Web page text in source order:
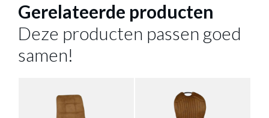
Gerelateerde producten
Deze producten passen goed
samen!